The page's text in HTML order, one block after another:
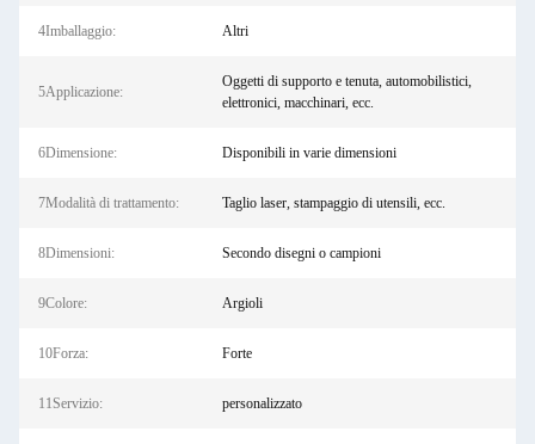
4Imballaggio: Altri
5Applicazione:
Oggetti di supporto e tenuta, automobilistici,
elettronici, macchinari, ecc.
6Dimensione: Disponibili in varie dimensioni
7Modalità di trattamento: Taglio laser, stampaggio di utensili, ecc.
8Dimensioni: Secondo disegni o campioni
9Colore: Argioli
10Forza: Forte
11Servizio: personalizzato